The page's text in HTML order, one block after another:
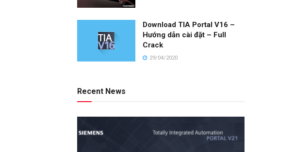
Download TIA Portal V16 –
Hướng dẫn cài đặt – Full
Crack
29/04/2020
Recent News